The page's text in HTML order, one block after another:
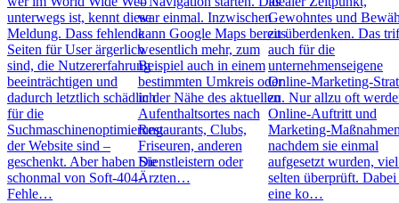
unterwegs ist, kennt diese
Meldung. Dass fehlende
Seiten für User ärgerlich
sind, die Nutzererfahrung
beeinträchtigen und
dadurch letztlich schädlich
für die
Suchmaschinenoptimierung
der Website sind –
geschenkt. Aber haben Sie
schonmal von Soft-404-
Fehle…
war einmal. Inzwischen
kann Google Maps bereits
wesentlich mehr, zum
Beispiel auch in einem
bestimmten Umkreis oder
in der Nähe des aktuellen
Aufenthaltsortes nach
Restaurants, Clubs,
Friseuren, anderen
Dienstleistern oder
Ärzten…
Gewohntes und
zu überdenken. Das
auch für die
unternehmenseigene
Online-Marketing-
zu. Nur allzu oft
Online-Auftritt und
Marketing-
nachdem sie einmal
aufgesetzt wurden,
selten überprüft. Dabei
eine ko…